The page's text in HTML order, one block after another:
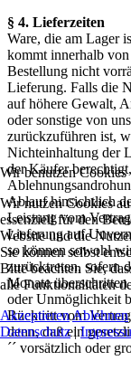
§ 4. Lieferzeiten
Ware, die am Lager
kommt innerhalb
Bestellung nicht
Lieferung. Falls die
auf höhere Gewalt,
oder sonstige von
zurückzuführen ist,
Nichteinhaltung der
der Käufer
Ablauf hinsichtlich
Leistung vom
Lieferung auf
so können sowohl
zurücktreten, sofern
Monate überschritten
oder Unmöglichkeit
Rücktritt vom Vertrag
denn, daß ein
´´ vorsätzlich oder
Wir benutzen Cookies
Wir nutzen Cookies
essenziell für den
Website und die
Sie können selbst
Bitte beachten Sie,
alle Funktionalitäten
AkzeptierenAblehnen
Datenschutz|